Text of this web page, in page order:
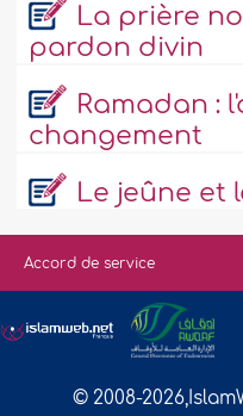
La prière
pardon divin
Ramadan :
changement
Le jeûne et
Accord de service
© 2008-